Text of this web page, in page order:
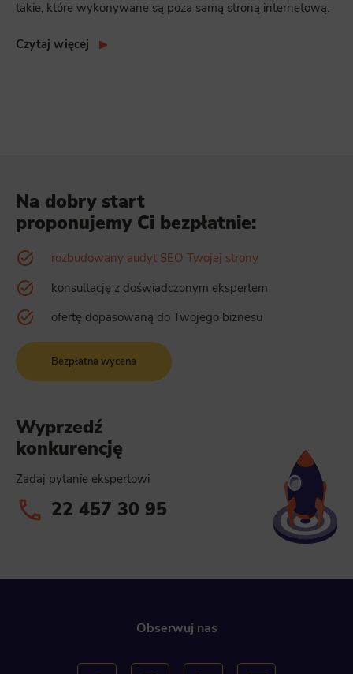
takie, które wykonywane są poza samą stroną internetową.
Czytaj więcej
Na dobry start
proponujemy Ci bezpłatnie:
rozbudowany audyt SEO Twojej strony
konsultację z doświadczonym ekspertem
ofertę dopasowaną do Twojego biznesu
Bezpłatna wycena
Wyprzedź
konkurencję
Zadaj pytanie ekspertowi
22 457 30 95
Obserwuj nas